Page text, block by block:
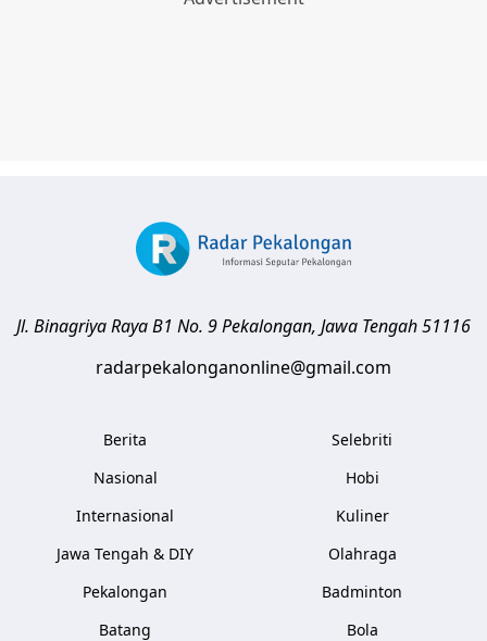
Jl. Binagriya Raya B1 No. 9Pekalongan, Jawa Tengah51116
radarpekalonganonline@gmail.com
Berita
Nasional
Internasional
Jawa Tengah & DIY
Pekalongan
Batang
Selebriti
Hobi
Kuliner
Olahraga
Badminton
Bola